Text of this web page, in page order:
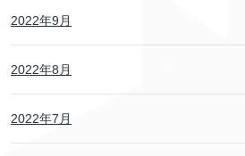
2022年9月
2022年8月
2022年7月